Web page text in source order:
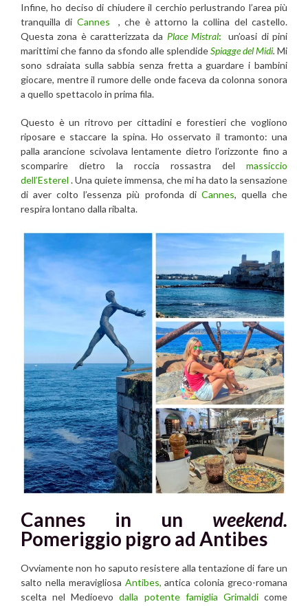
Infine, ho deciso di chiudere il cerchio perlustrando l’area più
tranquilla di Cannes
, che è attorno la collina del castello.
Questa zona è caratterizzata da Place Mistral: un’oasi di pini
marittimi che fanno da sfondo alle splendideSpiagge del Midi. Mi
sono sdraiata sulla sabbia senza fretta a guardare i bambini
giocare, mentre il rumore delle onde faceva da colonna sonora
a quello spettacolo in prima fila.
Questo è un ritrovo per cittadini e forestieri che vogliono
riposare e staccare la spina. Ho osservato il tramonto: una
palla arancione scivolava lentamente dietro l’orizzonte fino a
scomparire dietro la roccia rossastra del massiccio
dell’Esterel . Una quiete immensa, che mi ha dato la sensazione
di aver colto l’essenza più profonda di Cannes, quella che
respira lontano dalla ribalta.
Cannes in un weekend.
Pomeriggio pigro ad Antibes
Ovviamente non ho saputo resistere alla tentazione di fare un
salto nella meravigliosa Antibes,antica colonia greco-romana
scelta nel Medioevodalla potente famiglia Grimaldicome